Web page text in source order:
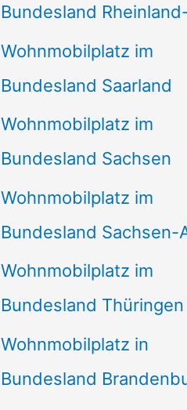
Bundesland
Wohnmobilplatz im
Bundesland Saarland
Wohnmobilplatz im
Bundesland Sachsen
Wohnmobilplatz im
Bundesland Sachsen-
Wohnmobilplatz im
Bundesland Thüringen
Wohnmobilplatz in
Bundesland